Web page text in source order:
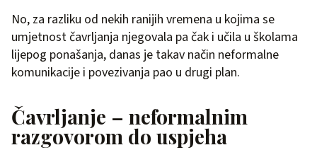
No, za razliku od nekih ranijih vremena u kojima se
umjetnost čavrljanja njegovala pa čak i učila u školama
lijepog ponašanja, danas je takav način neformalne
komunikacije i povezivanja pao u drugi plan.
Čavrljanje – neformalnim
razgovorom do uspjeha